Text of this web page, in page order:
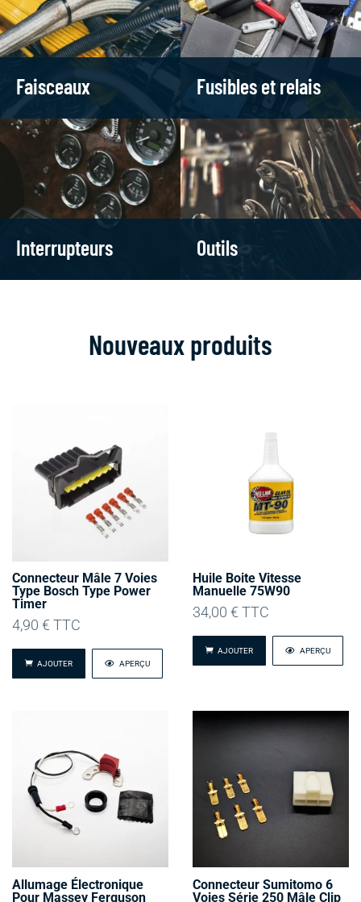
Faisceaux Fusibles et relais
Interrupteurs Outils
Nouveaux produits
Connecteur Mâle 7 Voies
Type Bosch Type Power
Timer
4,90 € TTC
AJOUTER APERÇU
Huile Boite Vitesse
Manuelle 75W90
34,00 € TTC
AJOUTER APERÇU
Allumage Électronique
Pour Massey Ferguson
Connecteur Sumitomo 6
Voies Série 250 Mâle Clip